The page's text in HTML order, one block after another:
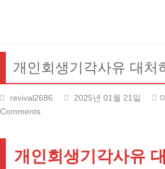
개인회생기각사유 대처
revival2686 2025년 01월 21일
Comments
개인회생기각사유